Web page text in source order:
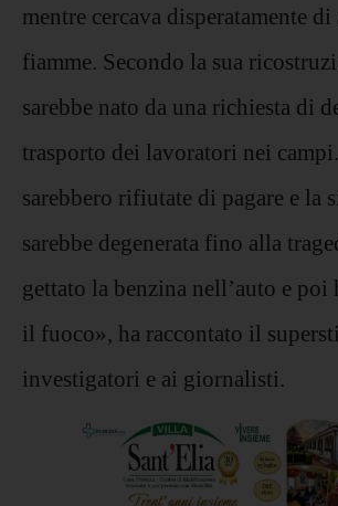
mentre cercava disperatamente
fiamme. Secondo la sua
sarebbe nato da una richiesta di
trasporto dei lavoratori nei
sarebbero rifiutate di pagare e la
sarebbe degenerata fino alla
gettato la benzina nell’auto e poi
il fuoco», ha raccontato il
investigatori e ai giornalisti.